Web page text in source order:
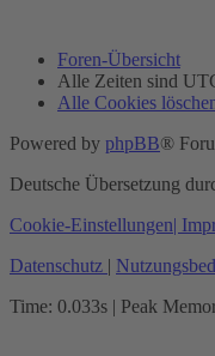
Foren-Übersicht
Alle Zeiten sind
Alle Cookies
Powered by phpBB®
Deutsche Übersetzung
Cookie-Einstellungen|
Datenschutz |
Time: 0.033s | Peak